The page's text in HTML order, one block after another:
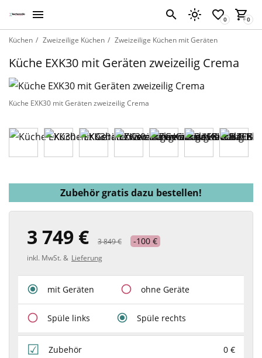
Küchen Zweizeilige Küchen Zweizeilige Küchen mit Geräten
Küche EXK30 mit Geräten zweizeilig Crema
Küche EXK30 mit Geräten zweizeilig Crema
Zubehör gratis dazu bestellen!
3 749 € 3 849 € -100 €
inkl. MwSt. & Lieferung
mit Geräten ohne Geräte
Spüle links Spüle rechts
Zubehör 0 €